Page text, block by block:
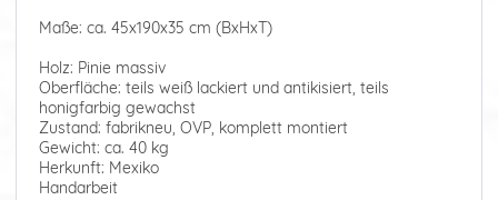
Maße: ca. 45x190x35 cm (BxHxT)
Holz: Pinie massiv
Oberfläche: teils weiß lackiert und antikisiert, teils
honigfarbig gewachst
Zustand: fabrikneu, OVP, komplett montiert
Gewicht: ca. 40 kg
Herkunft: Mexiko
Handarbeit